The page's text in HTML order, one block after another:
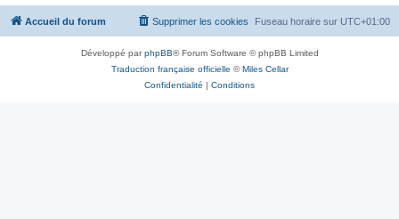
Accueil du forum Fuseau horaire sur UTC+01:00
Supprimer les cookies
Développé parphpBB® Forum Software © phpBB Limited
Traduction française officielle ©Miles Cellar
Confidentialité | Conditions